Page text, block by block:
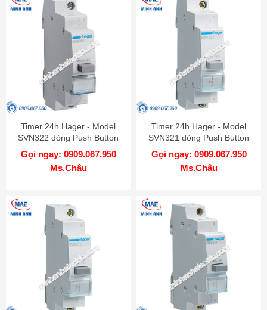
Timer 24h Hager - Model
SVN322 dòng Push Button
Gọi ngay: 0909.067.950
Ms.Châu
Timer 24h Hager - Model
SVN321 dòng Push Button
Gọi ngay: 0909.067.950
Ms.Châu